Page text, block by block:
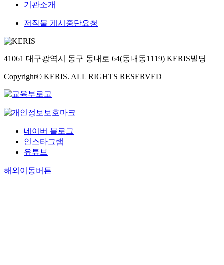
기관소개
저작물 게시중단요청
41061 대구광역시 동구 동내로 64(동내동1119) KERIS빌딩
Copyright© KERIS. ALL RIGHTS RESERVED
네이버 블로그
인스타그램
유튜브
해외이동버튼